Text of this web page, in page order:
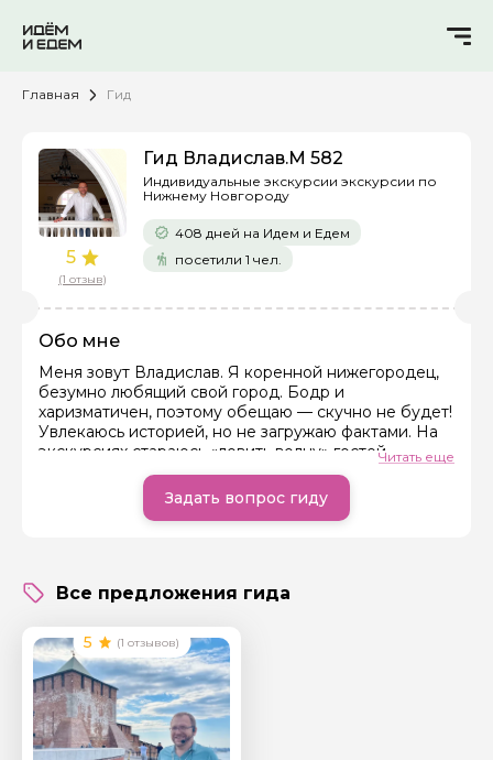
Главная Гид
5
(1 отзыв)
Гид Владислав.М 582
Индивидуальные экскурсии экскурсии по
Нижнему Новгороду
408 дней на Идем и Едем
посетили 1 чел.
Обо мне
Меня зовут Владислав. Я коренной нижегородец,
безумно любящий свой город. Бодр и
харизматичен, поэтому обещаю — скучно не будет!
Увлекаюсь историей, но не загружаю фактами. На
экскурсиях стараюсь «ловить волну» гостей,
учитывать их интересы и возраст. Счастлив, когда
вижу, что благодаря моей работе
путешественники получают знания и позитивные
Читать еще
Задать вопрос гиду
Все предложения гида
5 (1 отзывов)
Задайте свой вопрос гиду
Как вас зовут